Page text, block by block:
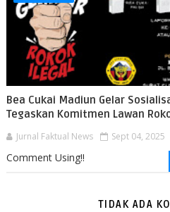
Bea Cukai Madiun Gelar
Tegaskan Komitmen Lawan
Jurnal Faktual News Sept 04, 2025
Comment Using!!
TIDAK ADA